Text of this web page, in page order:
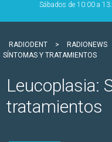
Sábados de 10:00 a
RADIODENT > RADIONEWS
SÍNTOMAS Y TRATAMIENTOS
Leucoplasia:
tratamientos